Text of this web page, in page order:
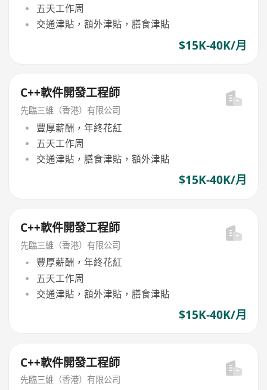
五天工作周
交通津貼，額外津貼，膳食津貼
$15K-40K/月
C++軟件開發工程師
先臨三維（香港）有限公司
豐厚薪酬，年終花紅
五天工作周
交通津貼，膳食津貼，額外津貼
$15K-40K/月
C++軟件開發工程師
先臨三維（香港）有限公司
豐厚薪酬，年終花紅
五天工作周
交通津貼，額外津貼，膳食津貼
$15K-40K/月
C++軟件開發工程師
先臨三維（香港）有限公司